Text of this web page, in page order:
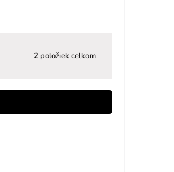
2 položiek celkom